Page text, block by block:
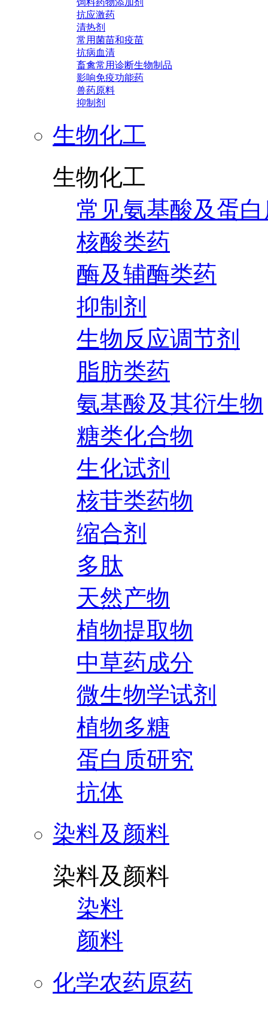
饲料药物添加剂
抗应激药
清热剂
常用菌苗和疫苗
抗病血清
畜禽常用诊断生物制品
影响免疫功能药
兽药原料
抑制剂
生物化工
生物化工
常见氨基酸及蛋
核酸类药
酶及辅酶类药
抑制剂
生物反应调节剂
脂肪类药
氨基酸及其衍生物
糖类化合物
生化试剂
核苷类药物
缩合剂
多肽
天然产物
植物提取物
中草药成分
微生物学试剂
植物多糖
蛋白质研究
抗体
染料及颜料
染料及颜料
染料
颜料
化学农药原药